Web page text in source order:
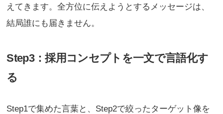
えてきます。全方位に伝えようとするメッセージは、
結局誰にも届きません。
Step3：採用コンセプトを一文で言語化す
る
Step1で集めた言葉と、Step2で絞ったターゲット像を